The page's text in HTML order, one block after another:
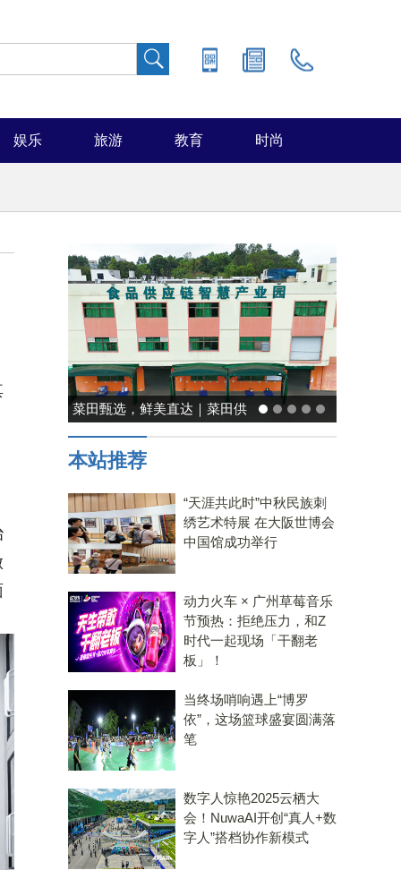
娱乐 旅游 教育 时尚
能率日式厨房美学：既要此刻
温馨，也要未来可期
本站推荐
“天涯共此时”中秋民族刺
绣艺术特展 在大阪世博会
中国馆成功举行
动力火车 × 广州草莓音乐
节预热：拒绝压力，和Z
时代一起现场「干翻老
板」！
当终场哨响遇上“博罗
依”，这场篮球盛宴圆满落
笔
数字人惊艳2025云栖大
会！NuwaAI开创“真人+数
字人”搭档协作新模式